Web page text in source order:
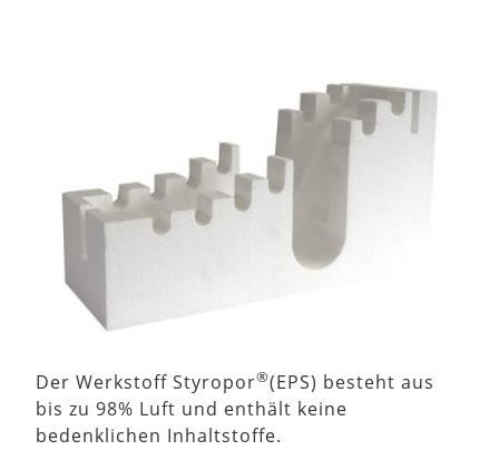
Der Werkstoff Styropor®(EPS) besteht aus
bis zu 98% Luft und enthält keine
bedenklichen Inhaltstoffe.